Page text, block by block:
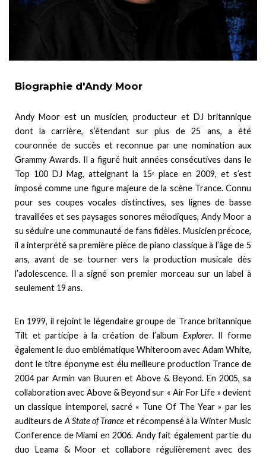
Biographie d'Andy Moor
Andy Moor est un musicien, producteur et DJ britannique
dont la carrière, s’étendant sur plus de 25 ans, a été
couronnée de succès et reconnue par une nomination aux
Grammy Awards. Il a figuré huit années consécutives dans le
Top 100 DJ Mag, atteignant la 15ᵉ place en 2009, et s’est
imposé comme une figure majeure de la scène Trance. Connu
pour ses coupes vocales distinctives, ses lignes de basse
travaillées et ses paysages sonores mélodiques, Andy Moor a
su séduire une communauté de fans fidèles. Musicien précoce,
il a interprété sa première pièce de piano classique à l’âge de 5
ans, avant de se tourner vers la production musicale dès
l’adolescence. Il a signé son premier morceau sur un label à
seulement 19 ans.
En 1999, il rejoint le légendaire groupe de Trance britannique
Tilt et participe à la création de l’album Explorer. Il forme
également le duo emblématique Whiteroom avec Adam White,
dont le titre éponyme est élu meilleure production Trance de
2004 par Armin van Buuren et Above & Beyond. En 2005, sa
collaboration avec Above & Beyond sur « Air For Life » devient
un classique intemporel, sacré « Tune Of The Year » par les
auditeurs de A State of Trance et récompensé à la Winter Music
Conference de Miami en 2006. Andy fait également partie du
duo Leama & Moor et collabore régulièrement avec des